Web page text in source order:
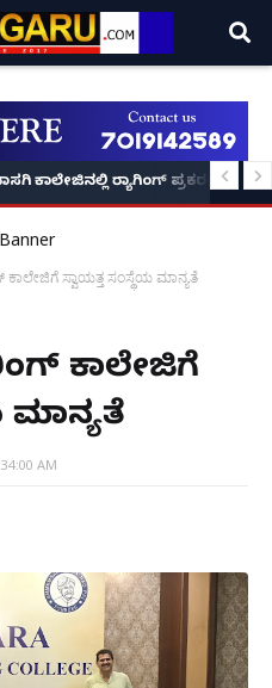
ಶಿಕ್ಷಕಿ ಮಕಳು, ವಿಡಿಯೋ ಕಾಲಿನಲ್ಲೇ
ಕಾಲೇಜಿನಲ್ಲಿ ರ‌್ಯಾಗಿಂಗ್ ಪ್ರಕರಣ5
ಸ್ವಾಯತ್ತ ಸಂಸ್ಥೆಯ ಮಾನ್ಯತೆ
ಕಾಲೇಜಿಗೆ
ಮಾನ್ಯತೆ
AM